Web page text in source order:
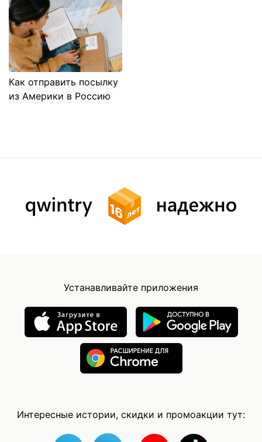
Как отправить посылку
из Америки в Россию
Устанавливайте приложения
Интересные истории, скидки и промоакции тут: